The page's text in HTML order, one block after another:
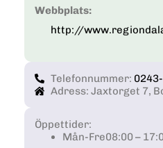
Webbplats:
http://
Telefonnummer:
Adress: Jaxtorget 7,
Öppettider:
Mån-Fre08:00 –